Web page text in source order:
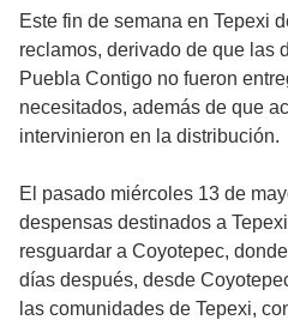
Este fin de semana en Tepexi
reclamos, derivado de que las
Puebla Contigo no fueron
necesitados, además de que
intervinieron en la distribución.
El pasado miércoles 13 de
despensas destinados a
resguardar a Coyotepec,
días después, desde
las comunidades de Tepexi,